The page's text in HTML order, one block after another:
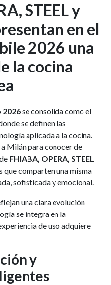
STEEL y
en el
2026 una
la cocina
2026se consolida como el
se definen las
aplicada a la cocina.
Milán para conocer de
FHIABA, OPERA, STEEL
que comparten una misma
sofisticada y emocional.
una clara evolución
se integra en la
de uso adquiere
y